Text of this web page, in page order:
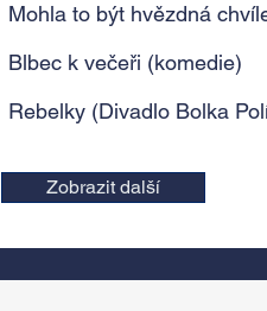
Mohla to být hvězdná
Blbec k večeři (komedie)
Rebelky (Divadlo Bolka
Zobrazit další